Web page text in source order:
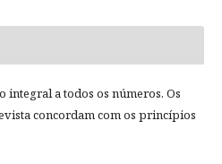
integral a todos os números. Os
concordam com os princípios